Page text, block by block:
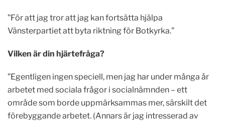
”För att jag tror att jag kan fortsätta hjälpa
Vänsterpartiet att byta riktning för Botkyrka.”
Vilken är din hjärtefråga?
”Egentligen ingen speciell, men jag har under många år
arbetet med sociala frågor i socialnämnden – ett
område som borde uppmärksammas mer, särskilt det
förebyggande arbetet. (Annars är jag intresserad av